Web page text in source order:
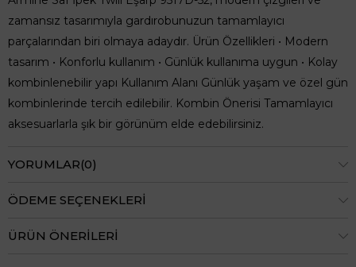
zamansız tasarımıyla gardırobunuzun tamamlayıcı
parçalarından biri olmaya adaydır. Ürün Özellikleri • Modern
tasarım • Konforlu kullanım • Günlük kullanıma uygun • Kolay
kombinlenebilir yapı Kullanım Alanı Günlük yaşam ve özel gün
kombinlerinde tercih edilebilir. Kombin Önerisi Tamamlayıcı
aksesuarlarla şık bir görünüm elde edebilirsiniz.
YORUMLAR(0)
ÖDEME SEÇENEKLERI
ÜRÜN ÖNERILERI